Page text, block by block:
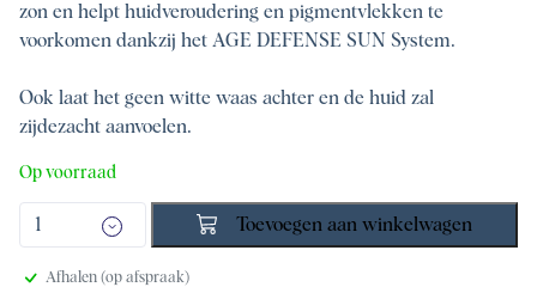
zon en helpt huidveroudering en pigmentvlekken te
voorkomen dankzij het AGE DEFENSE SUN System.
Ook laat het geen witte waas achter en de huid zal
zijdezacht aanvoelen.
Op voorraad
Toevoegen aan winkelwagen
Afhalen (op afspraak)